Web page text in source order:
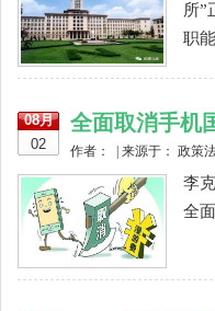
所”
职
08月
02
全面取消手机
作者： | 来源于： 政策
李
全